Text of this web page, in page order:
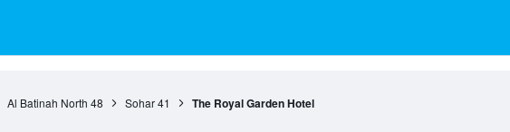
Al Batinah North 48 Sohar 41 The Royal Garden Hotel